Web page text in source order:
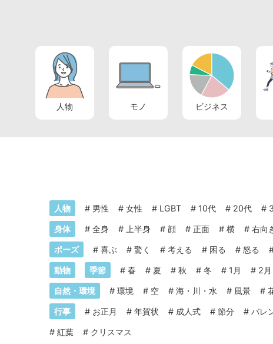
人物 モノ ビジネス
人物 # 男性 # 女性 # LGBT # 10代 # 20代 #
身体 # 全身 # 上半身 # 顔 # 正面 # 横 # 右向
ポーズ # 喜ぶ # 驚く # 考える # 困る # 怒る
動物 季節 # 春 # 夏 # 秋 # 冬 # 1月 # 2月
自然・環境 # 環境 # 空 # 海・川・水 # 風景 #
行事 # お正月 # 年賀状 # 成人式 # 節分 # バレ
# 紅葉 # クリスマス